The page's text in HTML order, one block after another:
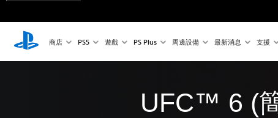
商店 PS5 遊戲 PS Plus 周邊設備 最新消息 支援
UFC™ 6 (